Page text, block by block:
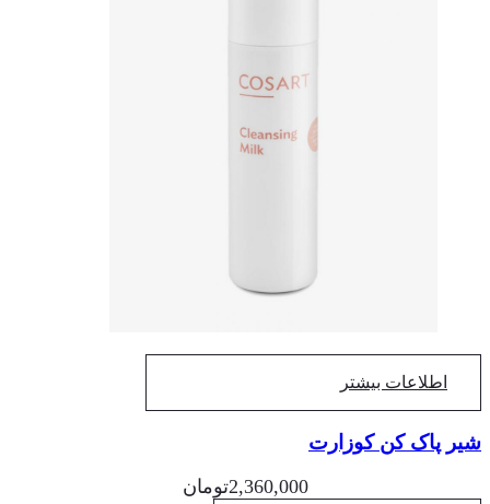
اطلاعات بیشتر
پاک کن کوزارت
2,360,000تومان